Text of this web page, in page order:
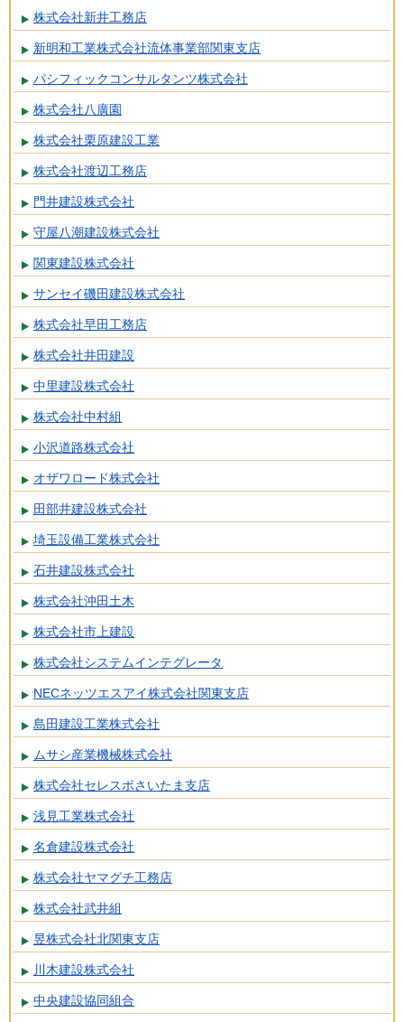
株式会社新井工務店
新明和工業株式会社流体事業部関東支店
パシフィックコンサルタンツ株式会社
株式会社八廣園
株式会社栗原建設工業
株式会社渡辺工務店
門井建設株式会社
守屋八潮建設株式会社
関東建設株式会社
サンセイ磯田建設株式会社
株式会社早田工務店
株式会社井田建設
中里建設株式会社
株式会社中村組
小沢道路株式会社
オザワロード株式会社
田部井建設株式会社
埼玉設備工業株式会社
石井建設株式会社
株式会社沖田土木
株式会社市上建設
株式会社システムインテグレータ
NECネッツエスアイ株式会社関東支店
島田建設工業株式会社
ムサシ産業機械株式会社
株式会社セレスポさいたま支店
浅見工業株式会社
名倉建設株式会社
株式会社ヤマグチ工務店
株式会社武井組
昱株式会社北関東支店
川木建設株式会社
中央建設協同組合